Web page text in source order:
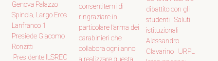
Genova Palazzo
Spinola, Largo Eros
Lanfranco 1
Presiede Giacomo
Ronzitti
Presidente ILSREC
consentitemi di
ringraziare in
particolare l’arma dei
carabinieri che
collabora ogni anno
a realizzare questa
dibattito con gli
studenti Saluti
istituzionali
Alessandro
Clavarino URPL